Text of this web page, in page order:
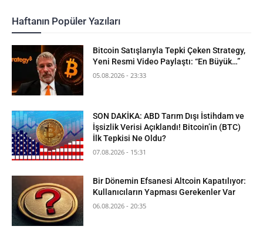
Haftanın Popüler Yazıları
Bitcoin Satışlarıyla Tepki Çeken Strategy,
Yeni Resmi Video Paylaştı: “En Büyük…”
05.08.2026 - 23:33
SON DAKİKA: ABD Tarım Dışı İstihdam ve
İşsizlik Verisi Açıklandı! Bitcoin’in (BTC)
İlk Tepkisi Ne Oldu?
07.08.2026 - 15:31
Bir Dönemin Efsanesi Altcoin Kapatılıyor:
Kullanıcıların Yapması Gerekenler Var
06.08.2026 - 20:35